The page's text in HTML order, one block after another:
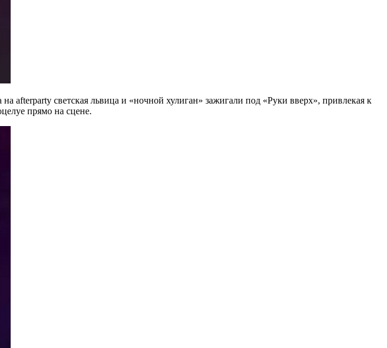
afterparty светская львица и «ночной хулиган» зажигали под «Руки вверх», привлекая к
прямо на сцене.